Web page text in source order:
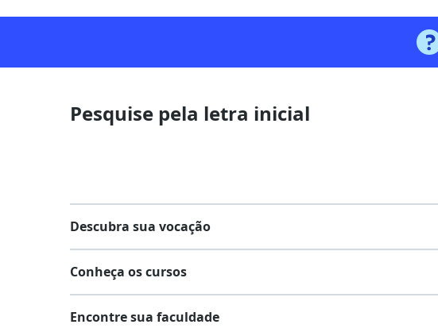
Pesquise pela letra inicial
Descubra sua vocação
Lista de profissões
Conheça os cursos
Encontre sua faculdade